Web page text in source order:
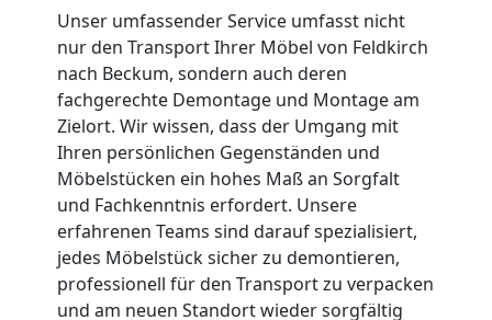
Unser umfassender Service umfasst nicht
nur den Transport Ihrer Möbel von Feldkirch
nach Beckum, sondern auch deren
fachgerechte Demontage und Montage am
Zielort. Wir wissen, dass der Umgang mit
Ihren persönlichen Gegenständen und
Möbelstücken ein hohes Maß an Sorgfalt
und Fachkenntnis erfordert. Unsere
erfahrenen Teams sind darauf spezialisiert,
jedes Möbelstück sicher zu demontieren,
professionell für den Transport zu verpacken
und am neuen Standort wieder sorgfältig
Feldkirch
Küchenumzug
Feldkirch
Umzug